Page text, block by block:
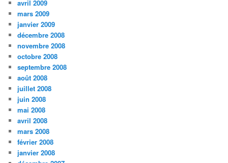
avril 2009
mars 2009
janvier 2009
décembre 2008
novembre 2008
octobre 2008
septembre 2008
août 2008
juillet 2008
juin 2008
mai 2008
avril 2008
mars 2008
février 2008
janvier 2008